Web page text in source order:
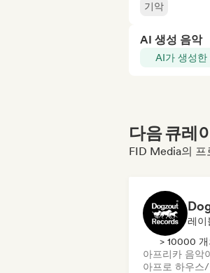
기악
AI 생성 음악
AI가 생성한
다음 큐레
FID Media의 프
> 10000
아프리카 음악
아프로 하우스